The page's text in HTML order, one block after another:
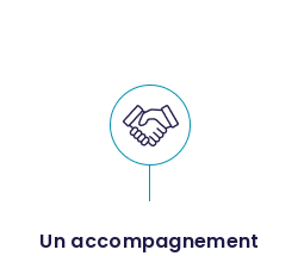
Un accompagnement